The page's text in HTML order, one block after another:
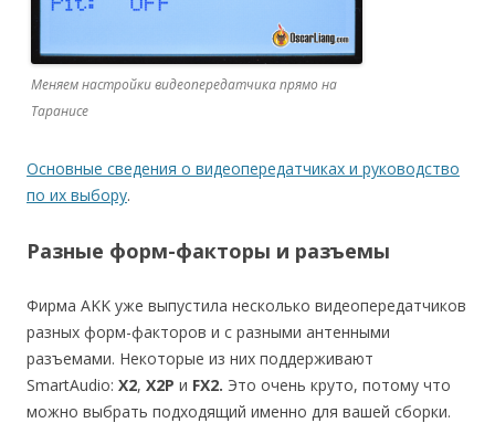
Меняем настройки видеопередатчика прямо на
Таранисе
Основные сведения о видеопередатчиках и руководство
по их выбору.
Разные форм-факторы и разъемы
Фирма AKK уже выпустила несколько видеопередатчиков
разных форм-факторов и с разными антенными
разъемами. Некоторые из них поддерживают
SmartAudio: X2, X2P и FX2. Это очень круто, потому что
можно выбрать подходящий именно для вашей сборки.